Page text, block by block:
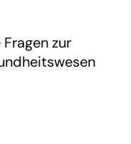
zur